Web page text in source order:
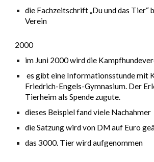
die Fachzeitschrift „Du und das Tier“
Verein
2000
im Juni 2000 wird die
es gibt eine Informationsstunde mit
Friedrich-Engels-Gymnasium. Der
Tierheim als Spende zugute.
dieses Beispiel fand viele Nachahmer
die Satzung wird von DM auf Euro
das 3000. Tier wird aufgenommen